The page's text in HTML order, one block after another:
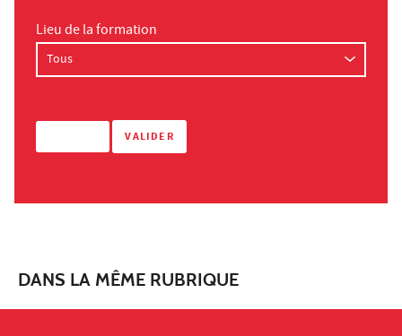
Lieu de la formation
DANS LA MÊME RUBRIQUE